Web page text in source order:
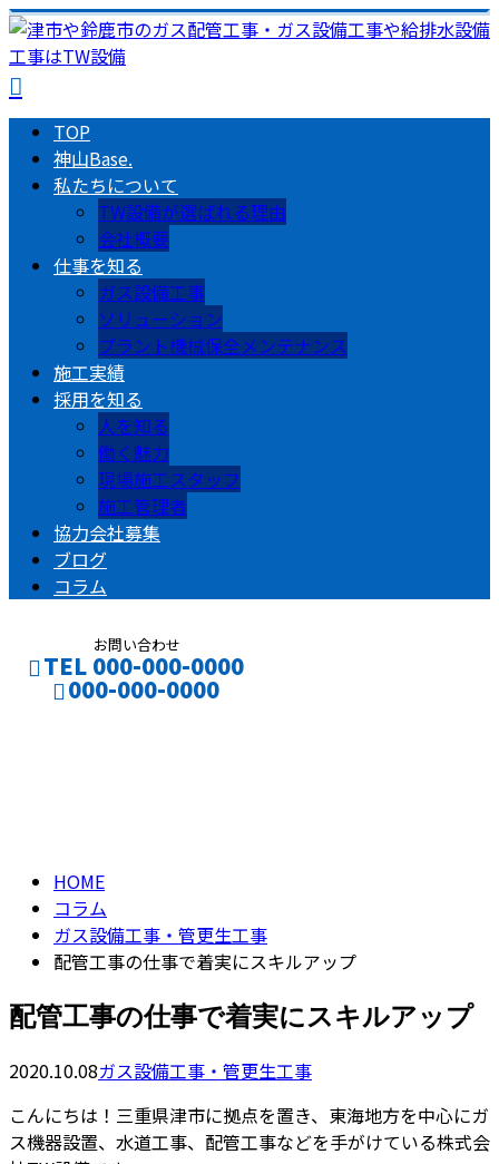
TOP
神山Base.
私たちについて
TW設備が選ばれる理由
会社概要
仕事を知る
ガス設備工事
ソリューション
プラント機械保全メンテナンス
施工実績
採用を知る
人を知る
働く魅力
現場施工スタッフ
施工管理者
協力会社募集
ブログ
コラム
お問い合わせ
TEL 000-000-0000
000-000-0000
HOME
コラム
ガス設備工事・管更生工事
配管工事の仕事で着実にスキルアップ
配管工事の仕事で着実にスキルアップ
2020.10.08ガス設備工事・管更生工事
こんにちは！三重県津市に拠点を置き、東海地方を中心にガ
ス機器設置、水道工事、配管工事などを手がけている株式会